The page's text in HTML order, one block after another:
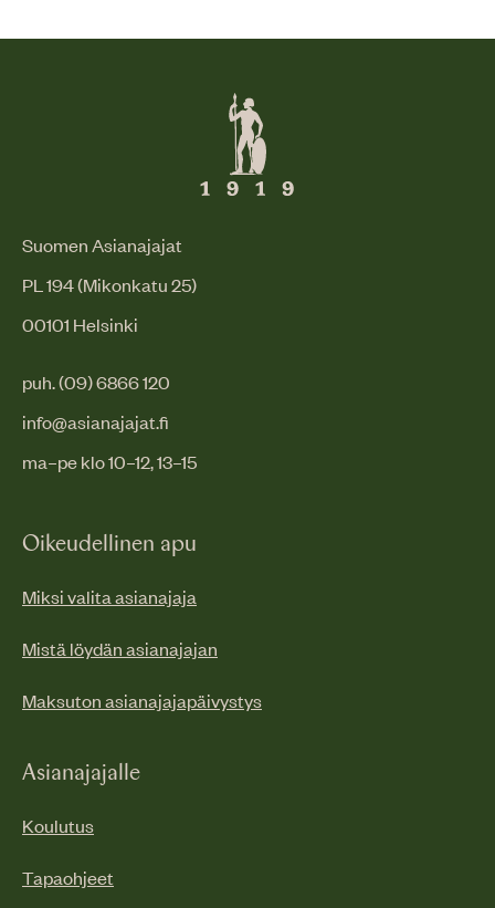
Suomen Asianajajat
PL 194 (Mikonkatu 25)
00101 Helsinki
puh. (09) 6866 120
info@asianajajat.fi
ma–pe klo 10–12, 13–15
Oikeudellinen apu
Miksi valita asianajaja
Mistä löydän asianajajan
Maksuton asianajajapäivystys
Asianajajalle
Koulutus
Tapaohjeet